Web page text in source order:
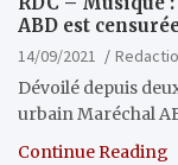
ABD est
14/09/2021
Dévoilé depuis
urbain Maréchal
Continue Reading